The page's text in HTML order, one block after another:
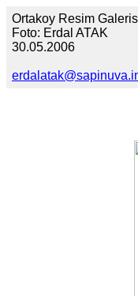
Ortakoy Resim
Foto: Erdal ATAK
30.05.2006